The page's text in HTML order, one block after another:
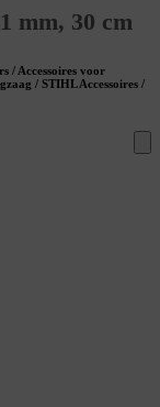
mm, 30 cm
/ Accessoires voor
/ STIHL Accessoires /